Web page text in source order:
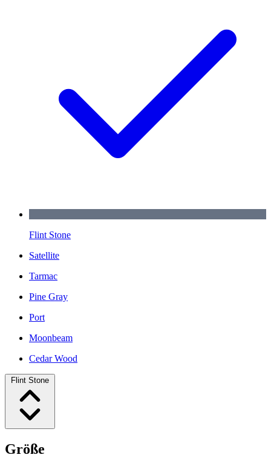
Flint Stone
Satellite
Tarmac
Pine Gray
Port
Moonbeam
Cedar Wood
Flint Stone
Größe